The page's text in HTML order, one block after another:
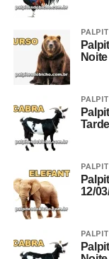
12/